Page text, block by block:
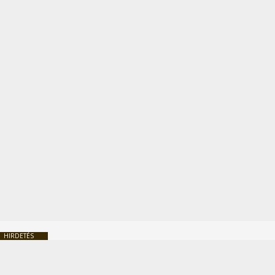
HIRDETÉS